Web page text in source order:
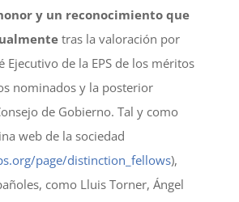
y un reconocimiento que
tras la valoración por
Ejecutivo de la EPS de los méritos
nominados y la posterior
de Gobierno. Tal y como
web de la sociedad
page/distinction_fellows),
como Lluis Torner, Ángel